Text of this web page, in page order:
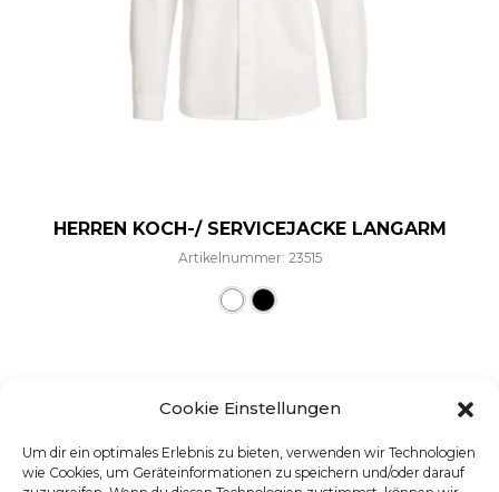
Cookie Einstellungen
Um dir ein optimales Erlebnis zu bieten, verwenden wir Technologien
wie Cookies, um Geräteinformationen zu speichern und/oder darauf
HERREN KOCH-/ SERVICEJACKE LANGARM
Artikelnummer: 23515